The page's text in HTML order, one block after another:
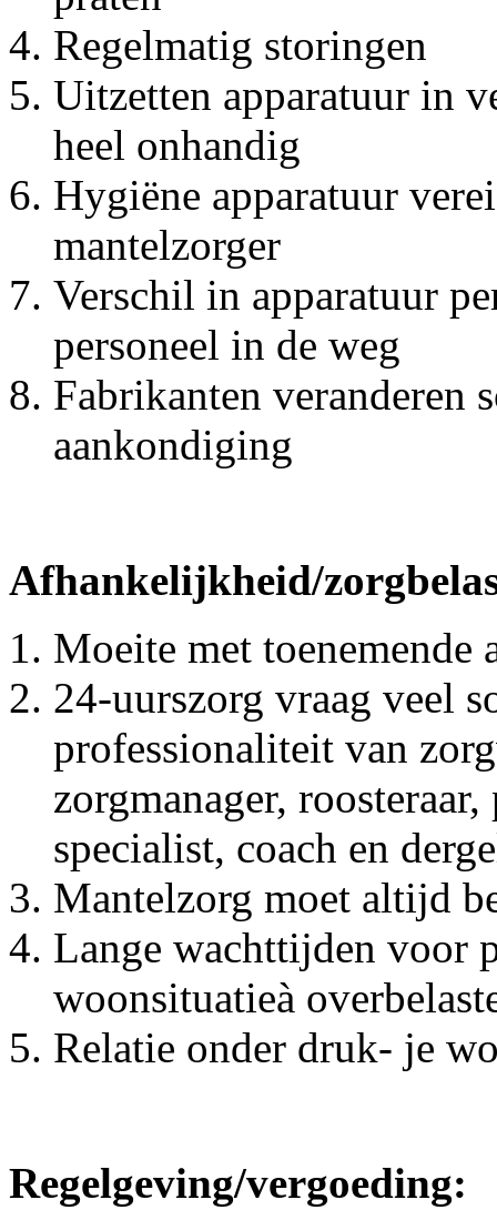
Regelmatig storingen
Uitzetten apparatuur in
heel onhandig
Hygiëne apparatuur
mantelzorger
Verschil in apparatuur
personeel in de weg
Fabrikanten veranderen
aankondiging
Afhankelijkheid/
Moeite met
24-uurszorg vraag veel
professionaliteit van
zorgmanager,
specialist, coach en
Mantelzorg moet altijd
Lange wachttijden voor
woonsituatieà
Relatie onder druk- je
Regelgeving/vergoeding: